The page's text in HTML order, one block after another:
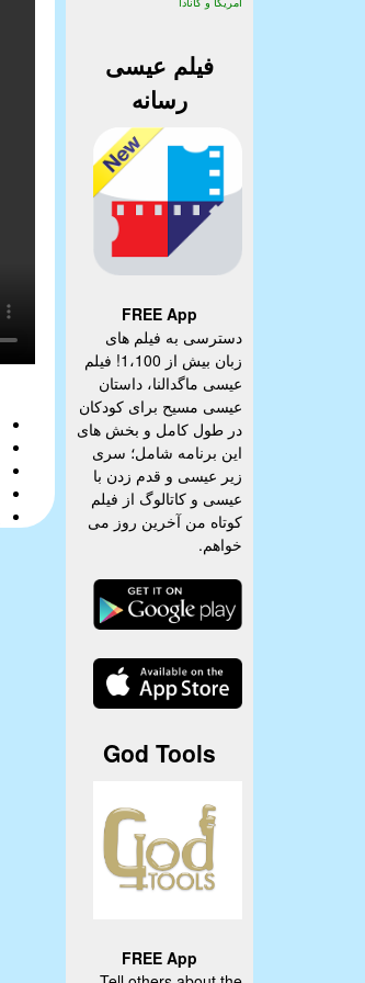
فیلم عیسی
رسانه
FREE App
دسترسی به فیلم های
زبان بیش از 1،100! فیلم
عیسی ماگدالنا، داستان
عیسی مسیح برای کودکان
در طول کامل و بخش های
این برنامه شامل؛ سری
زیر عیسی و قدم زدن با
عیسی و کاتالوگ از فیلم
کوتاه من آخرین روز می
خواهم.
God Tools
FREE App